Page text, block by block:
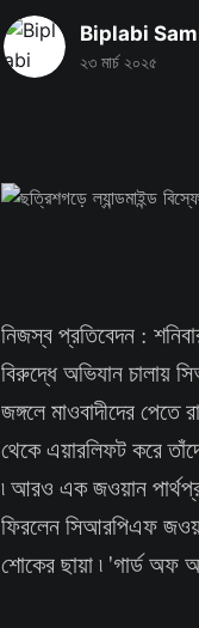
Biplabi
২৩ মার্চ ২০২৫
নিজস্ব প্রতিবেদন :
বিরুদ্ধে অভিযান চালায়
জঙ্গলে মাওবাদীদের
থেকে এয়ারলিফট করে
৷ আরও এক জওয়ান
ফিরলেন সিআরপিএফ
শোকের ছায়া ৷ 'গার্ড অফ